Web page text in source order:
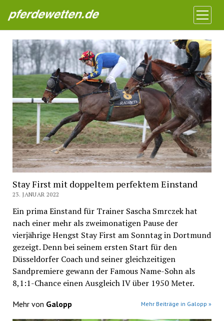
Pferdewetten News
Menü
öffnen
Stay First mit doppeltem perfektem Einstand
23. JANUAR 2022
Ein prima Einstand für Trainer Sascha Smrczek hat
nach einer mehr als zweimonatigen Pause der
vierjährige Hengst Stay First am Sonntag in Dortmund
gezeigt. Denn bei seinem ersten Start für den
Düsseldorfer Coach und seiner gleichzeitigen
Sandpremiere gewann der Famous Name-Sohn als
8,1:1-Chance einen Ausgleich IV über 1950 Meter.
Mehr von Galopp Mehr Beiträge in Galopp »